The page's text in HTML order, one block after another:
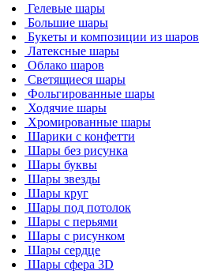
Гелевые шары
Большие шары
Букеты и композиции из шаров
Латексные шары
Облако шаров
Светящиеся шары
Фольгированные шары
Ходячие шары
Хромированные шары
Шарики с конфетти
Шары без рисунка
Шары буквы
Шары звезды
Шары круг
Шары под потолок
Шары с перьями
Шары с рисунком
Шары сердце
Шары сфера 3D